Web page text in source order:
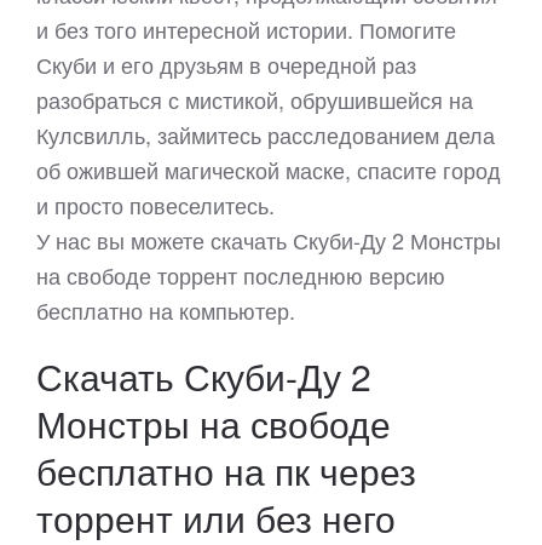
и без того интересной истории. Помогите
Скуби и его друзьям в очередной раз
разобраться с мистикой, обрушившейся на
Кулсвилль, займитесь расследованием дела
об ожившей магической маске, спасите город
и просто повеселитесь.
У нас вы можете скачать Скуби-Ду 2 Монстры
на свободе торрент последнюю версию
бесплатно на компьютер.
Скачать Скуби-Ду 2
Монстры на свободе
бесплатно на пк через
торрент или без него